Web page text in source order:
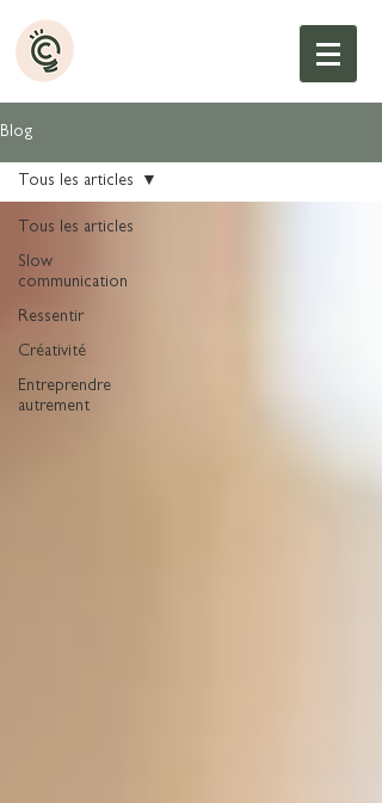
Blog
Tous les articles
Slow
communication
Ressentir
Créativité
Entreprendre
autrement
Tous les articles